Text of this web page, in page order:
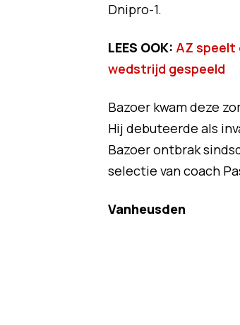
Dnipro-1.
LEES OOK: AZ
wedstrijd gespeeld
Bazoer kwam deze
Hij debuteerde als
Bazoer ontbrak
selectie van coach
Vanheusden